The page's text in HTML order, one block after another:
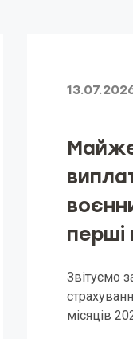
перші
Звітуємо
місяців